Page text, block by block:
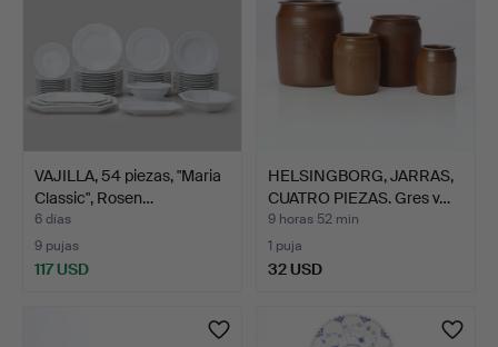
VAJILLA, 54 piezas, "Maria
Classic", Rosen…
6 días
9 pujas
117 USD
HELSINGBORG, JARRAS,
CUATRO PIEZAS. Gres v…
9 horas 52 min
1 puja
32 USD